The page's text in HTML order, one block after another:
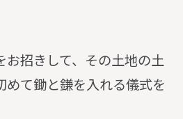
お招きして、その土地の土
めて鋤と鎌を入れる儀式を